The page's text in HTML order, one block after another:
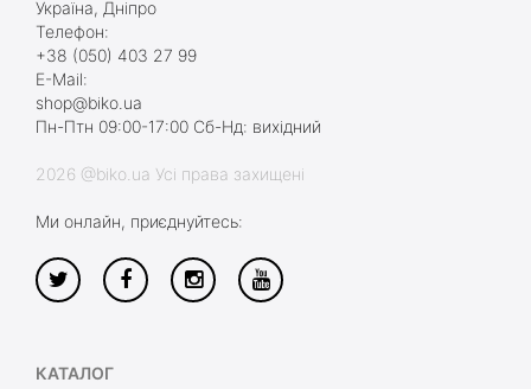
Україна, Дніпро
Телефон:
+38 (050) 403 27 99
E-Mail:
shop@biko.ua
Пн-Птн 09:00-17:00 Сб-Нд: вихідний
2026 @biko.ua Усі права захищені
Ми онлайн, приєднуйтесь:
КАТАЛОГ